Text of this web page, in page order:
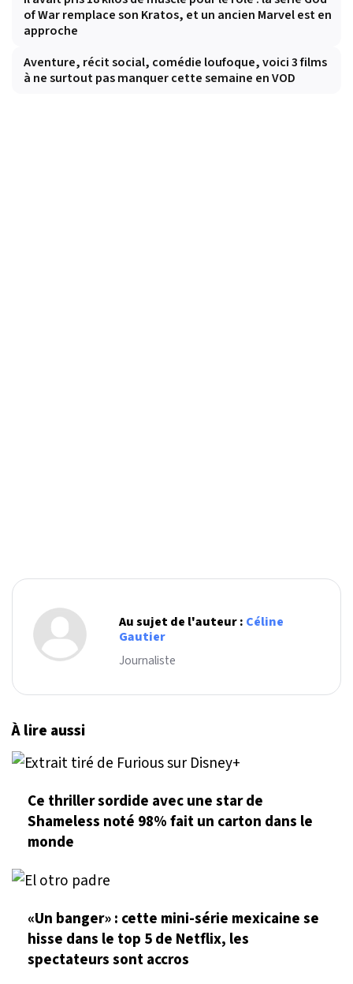
of War remplace son Kratos, et un ancien Marvel est en
approche
Aventure, récit social, comédie loufoque, voici 3 films
à ne surtout pas manquer cette semaine en VOD
Au sujet de l'auteur : Céline
Gautier
Journaliste
À lire aussi
Ce thriller sordide avec une star de
Shameless noté 98% fait un carton dans le
monde
«Un banger» : cette mini-série mexicaine se
hisse dans le top 5 de Netflix, les
spectateurs sont accros